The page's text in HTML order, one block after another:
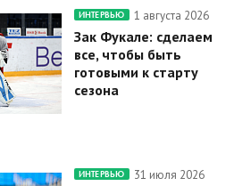
ИНТЕРВЬЮ 1 августа 2026
Зак Фукале: сделаем
все, чтобы быть
готовыми к старту
сезона
ИНТЕРВЬЮ 31 июля 2026